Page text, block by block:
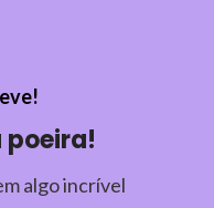
poeira!
algo incrível